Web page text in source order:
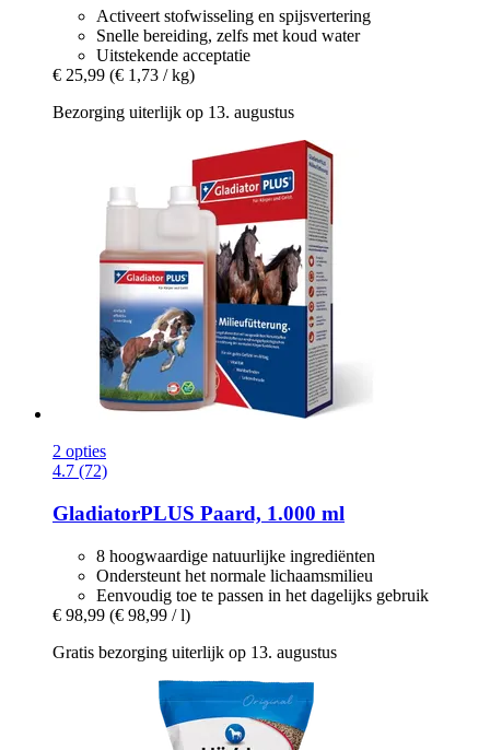
Activeert stofwisseling en spijsvertering
Snelle bereiding, zelfs met koud water
Uitstekende acceptatie
€ 25,99 (€ 1,73 / kg)
Bezorging uiterlijk op 13. augustus
2 opties
4.7 (72)
GladiatorPLUS Paard, 1.000 ml
8 hoogwaardige natuurlijke ingrediënten
Ondersteunt het normale lichaamsmilieu
Eenvoudig toe te passen in het dagelijks gebruik
€ 98,99 (€ 98,99 / l)
Gratis bezorging uiterlijk op 13. augustus